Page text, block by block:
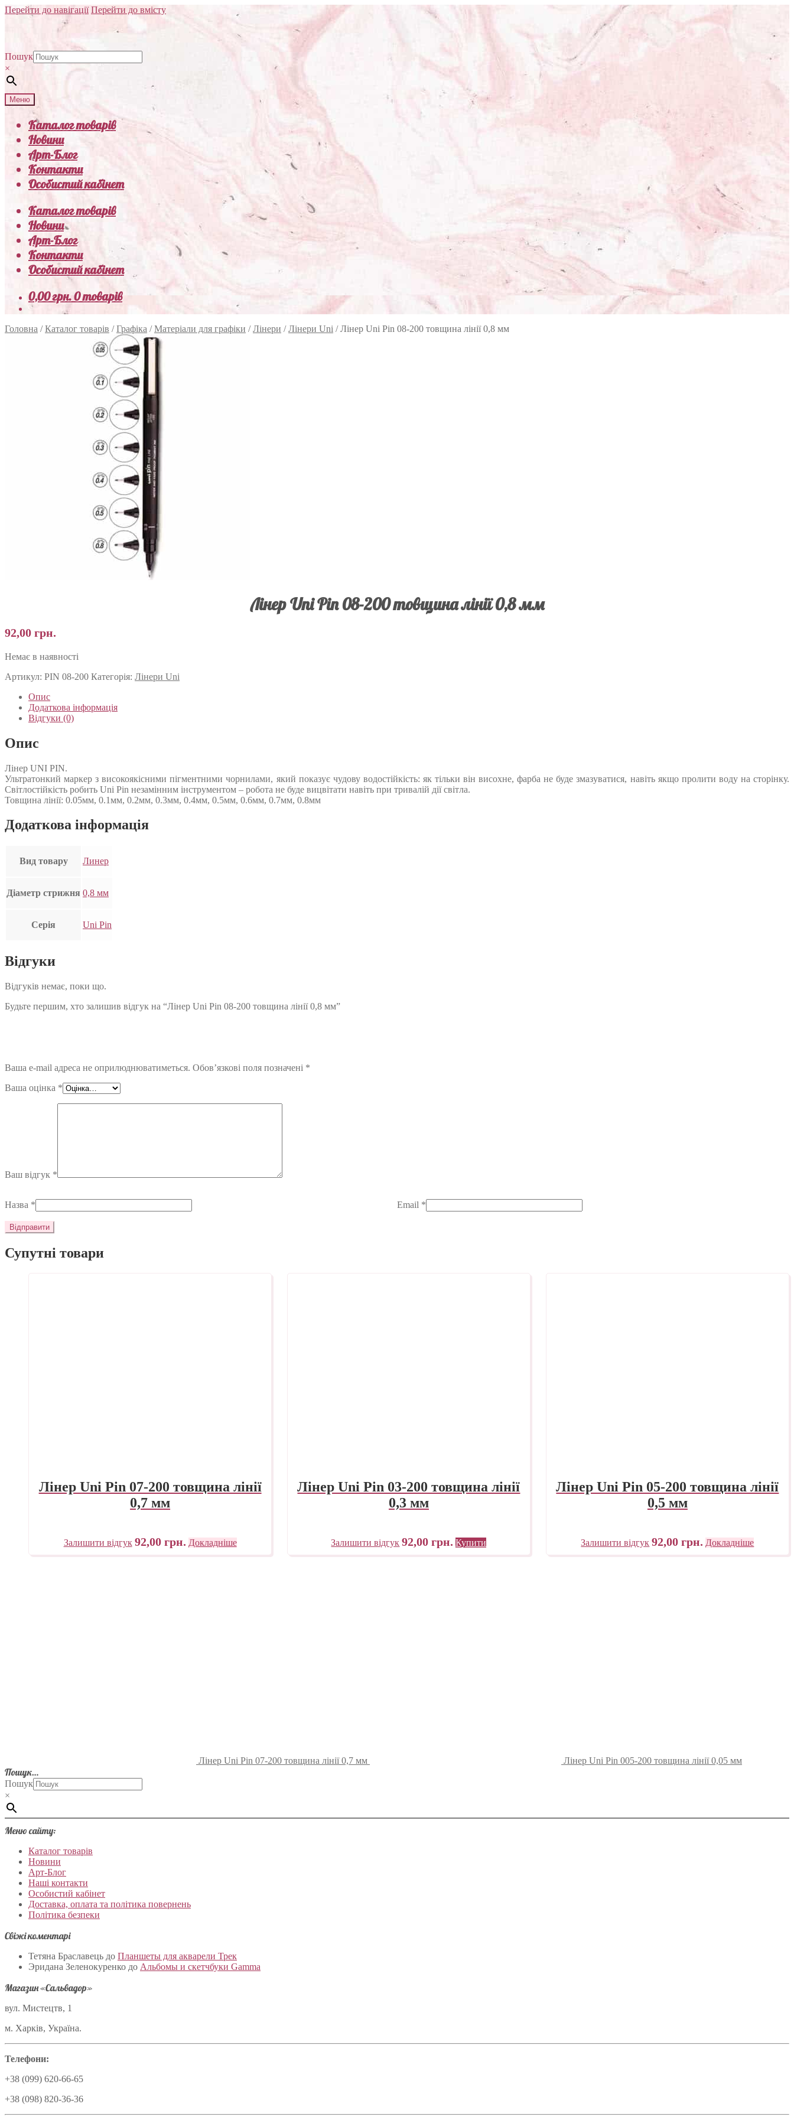
Перейти до навігації Перейти до вмісту
Пошук
×
Меню
Каталог товарів
Новини
Арт-Блог
Контакти
Особистий кабінет
Каталог товарів
Новини
Арт-Блог
Контакти
Особистий кабінет
0,00грн.0 товарів
Головна /Каталог товарів /Графіка /Матеріали для графіки /Лінери /Лінери Uni /Лінер Uni Pin 08-200 товщина лінії 0,8 мм
Лінер Uni Pin 08-200 товщина лінії 0,8 мм
92,00 грн.
Немає в наявності
Артикул: PIN 08-200 Категорія: Лінери Uni
Опис
Додаткова інформація
Відгуки (0)
Опис
Лінер UNI PIN.
Ультратонкий маркер з високоякісними пігментними чорнилами, який показує чудову водостійкість: як тільки він висохне, фарба не буде змазуватися, навіть якщо пролити воду на сторінку.
Світлостійкість робить Uni Pin незамінним інструментом – робота не буде вицвітати навіть при тривалій дії світла.
Товщина лінії: 0.05мм, 0.1мм, 0.2мм, 0.3мм, 0.4мм, 0.5мм, 0.6мм, 0.7мм, 0.8мм
Додаткова інформація
Вид товару Линер
Діаметр стрижня 0,8 мм
Серія Uni Pin
Відгуки
Відгуків немає, поки що.
Будьте першим, хто залишив відгук на “Лінер Uni Pin 08-200 товщина лінії 0,8 мм”
Ваша e-mail адреса не оприлюднюватиметься. Обов’язкові поля позначені *
Ваша оцінка *
Ваш відгук *
Назва * Email *
Супутні товари
Лінер Uni Pin 07-200 товщина лінії
0,7 мм
Залишити відгук 92,00 грн. Докладніше
Лінер Uni Pin 03-200 товщина лінії
0,3 мм
Залишити відгук 92,00грн. Купити
Лінер Uni Pin 05-200 товщина лінії
0,5 мм
Залишити відгук 92,00грн. Докладніше
Лінер Uni Pin 07-200 товщина лінії 0,7 мм Лінер Uni Pin 005-200 товщина лінії 0,05 мм
Пошук…
Пошук
×
Меню сайту:
Каталог товарів
Новини
Арт-Блог
Наші контакти
Особистий кабінет
Доставка, оплата та політика повернень
Політика безпеки
Свіжі коментарі
Тетяна Браславець до Планшеты для акварели Трек
Эридана Зеленокуренко до Альбомы и скетчбуки Gamma
Магазин «Сальвадор»
вул. Мистецтв, 1
м. Харків, Україна.
Телефони:
+38 (099) 620-66-65
+38 (098) 820-36-36